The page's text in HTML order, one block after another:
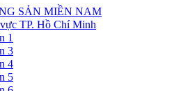
SẢN MIỀN NAM
TP. Hồ Chí Minh
1
3
4
5